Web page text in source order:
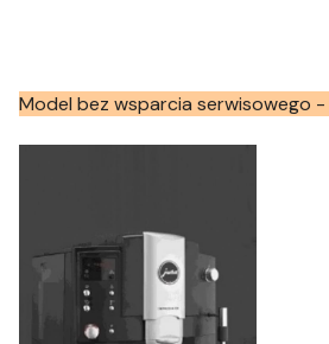
Model bez wsparcia serwisowego